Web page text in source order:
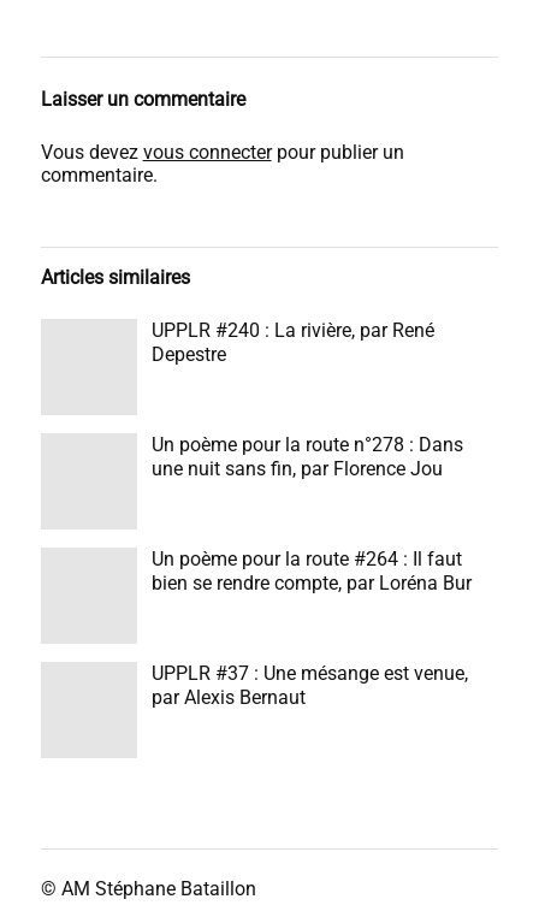
Laisser un commentaire
Vous devez vous connecterpour publier un
commentaire.
Articles similaires
UPPLR #240 : La rivière, par René
Depestre
Un poème pour la route n°278 : Dans
une nuit sans fin, par Florence Jou
Un poème pour la route #264 : Il faut
bien se rendre compte, par Loréna Bur
UPPLR #37 : Une mésange est venue,
par Alexis Bernaut
© AM Stéphane Bataillon